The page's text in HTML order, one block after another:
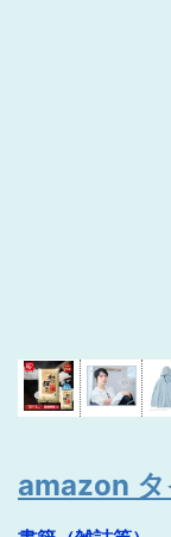
amazon